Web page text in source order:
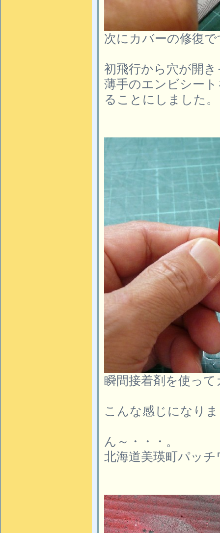
次にカバーの修復
初飛行から穴が開
薄手のエンビシー
ることにしました。
瞬間接着剤を使っ
こんな感じになり
ん～・・・。
北海道美瑛町パッ